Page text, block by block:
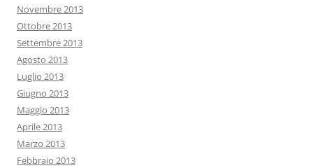
Novembre 2013
Ottobre 2013
Settembre 2013
Agosto 2013
Luglio 2013
Giugno 2013
Maggio 2013
Aprile 2013
Marzo 2013
Febbraio 2013